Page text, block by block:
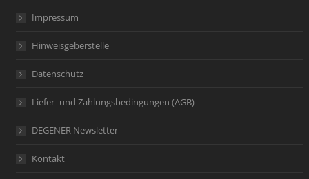
Impressum
Hinweisgeberstelle
Datenschutz
Liefer- und Zahlungsbedingungen (AGB)
DEGENER Newsletter
Kontakt